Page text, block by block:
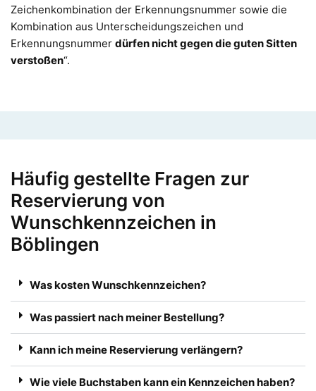
Zeichenkombination der Erkennungsnummer sowie die
Kombination aus Unterscheidungszeichen und
Erkennungsnummer dürfen nicht gegen die guten Sitten
verstoßen“.
Häufig gestellte Fragen zur
Reservierung von
Wunschkennzeichen in
Böblingen
Was kosten Wunschkennzeichen?
Was passiert nach meiner Bestellung?
Kann ich meine Reservierung verlängern?
Wie viele Buchstaben kann ein Kennzeichen haben?